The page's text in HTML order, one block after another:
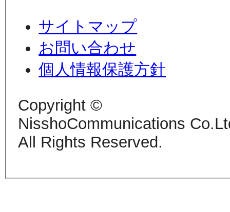
サイトマップ
お問い合わせ
個人情報保護方針
Copyright ©
NisshoCommunications
All Rights Reserved.